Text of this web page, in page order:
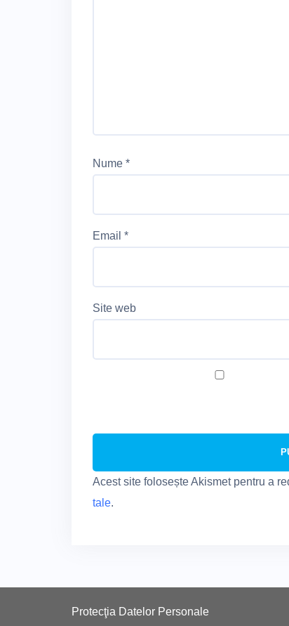
Nume *
Email *
Site web
Acest site folosește Akismet pentru a
tale.
Protecţia Datelor Personale